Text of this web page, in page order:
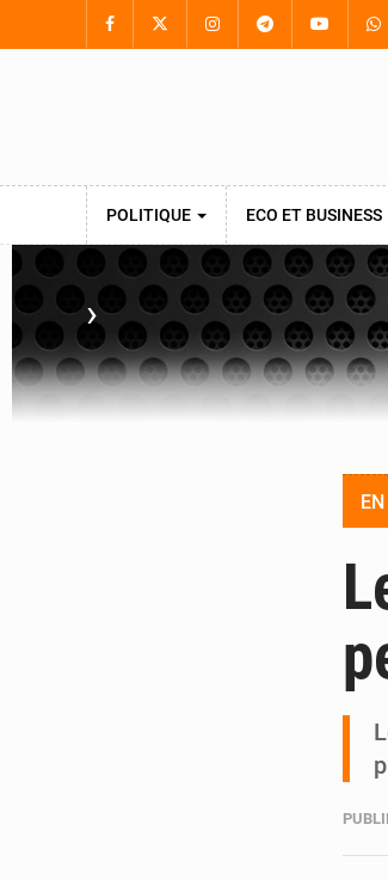
POLITIQUE ECO ET BUSINESS
›